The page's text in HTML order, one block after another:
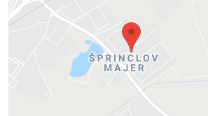
Prajete si načítať externý obsah?
Povoliť tentokrát
Povoliť a zapamätať - súhlas s druhom
cookie: Funkčné